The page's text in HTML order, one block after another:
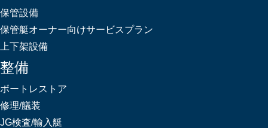
保管設備
保管艇オーナー向けサービスプラン
上下架設備
整備
ボートレストア
修理/艤装
JG検査/輸入艇